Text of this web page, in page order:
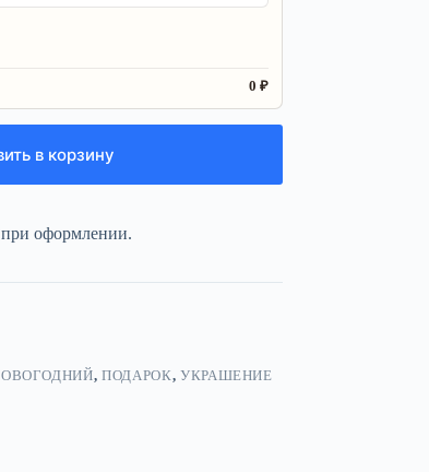
0 ₽
в корзину
при оформлении.
,ПОДАРОК, УКРАШЕНИЕ